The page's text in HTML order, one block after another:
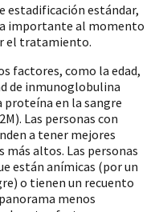
estadificación estándar,
importante al momento
el tratamiento.
factores, como la edad,
de inmunoglobulina
proteína en la sangre
Las personas con
a tener mejores
más altos. Las personas
están anímicas (por un
o tienen un recuento
menos